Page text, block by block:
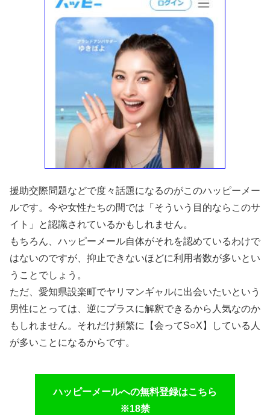
援助交際問題などで度々話題になるのがこのハッピーメー
ルです。今や女性たちの間では「そういう目的ならこのサ
イト」と認識されているかもしれません。
もちろん、ハッピーメール自体がそれを認めているわけで
はないのですが、抑止できないほどに利用者数が多いとい
うことでしょう。
ただ、愛知県設楽町でヤリマンギャルに出会いたいという
男性にとっては、逆にプラスに解釈できるから人気なのか
もしれません。それだけ頻繁に【会ってS○X】している人
が多いことになるからです。
ハッピーメールへの無料登録はこちら
※18禁